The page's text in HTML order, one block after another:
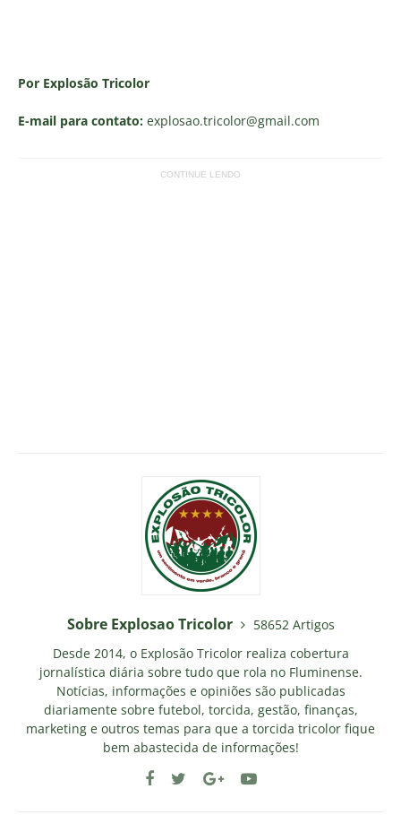
Por Explosão Tricolor
E-mail para contato: explosao.tricolor@gmail.com
CONTINUE LENDO
Sobre Explosao Tricolor
58652 Artigos
Desde 2014, o Explosão Tricolor realiza cobertura
jornalística diária sobre tudo que rola no Fluminense.
Notícias, informações e opiniões são publicadas
diariamente sobre futebol, torcida, gestão, finanças,
marketing e outros temas para que a torcida tricolor fique
bem abastecida de informações!